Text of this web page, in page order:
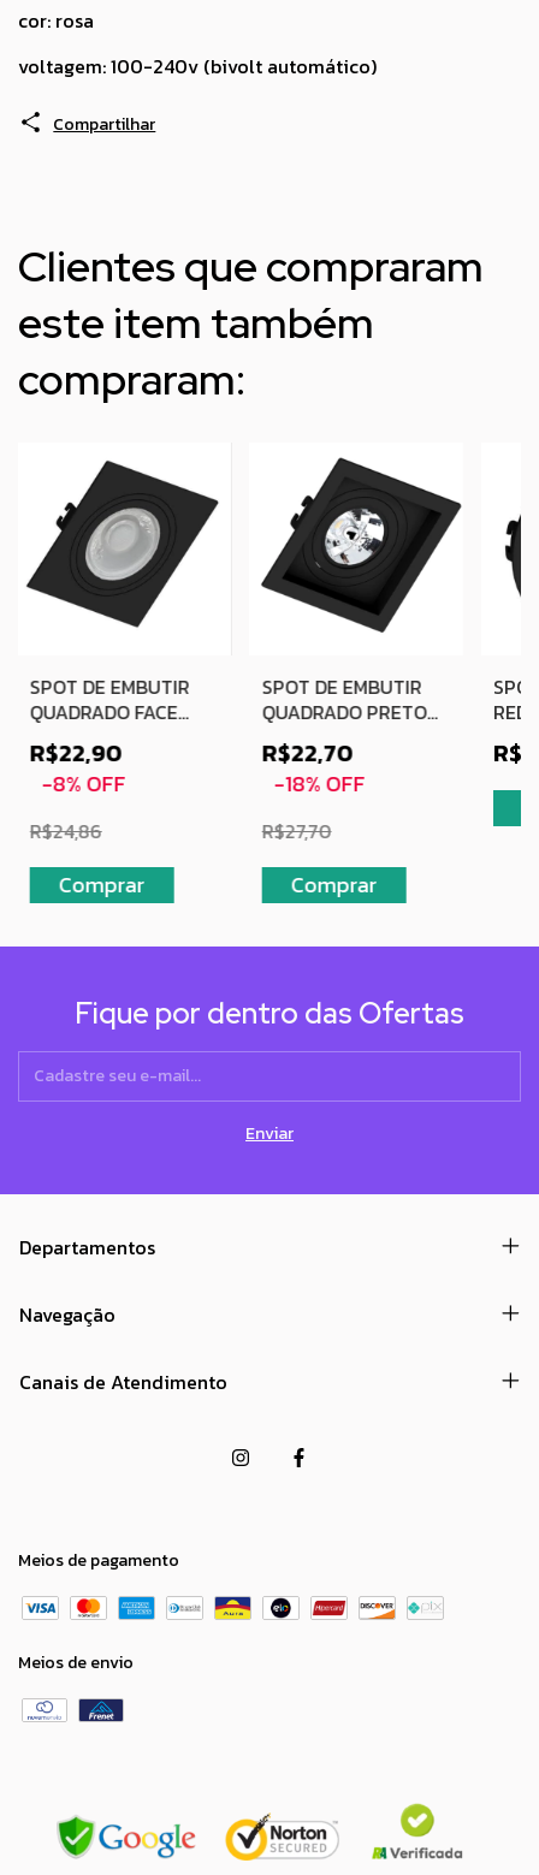
cor: rosa
voltagem: 100-240v (bivolt automático)
Compartilhar
Clientes que compraram
este item também
compraram:
SPOT DE EMBUTIR
QUADRADO FACE
PLANA PAR20
PRETO MOON
R$22,90
-8%OFF
R$24,86
SPOT DE EMBUTIR
QUADRADO PRETO
RECUADO PAR20
R$22,70
-18%OFF
R$27,70
Fique por dentro das Ofertas
Departamentos
Navegação
Canais de Atendimento
Meios de pagamento
Meios de envio